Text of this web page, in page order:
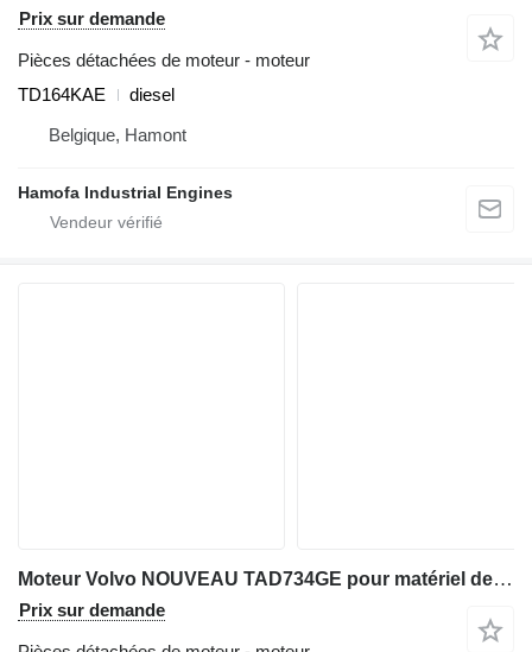
Prix sur demande
Pièces détachées de moteur - moteur
TD164KAE
diesel
Belgique, Hamont
Hamofa Industrial Engines
Moteur Volvo NOUVEAU TAD734GE pour matériel de TP
Prix sur demande